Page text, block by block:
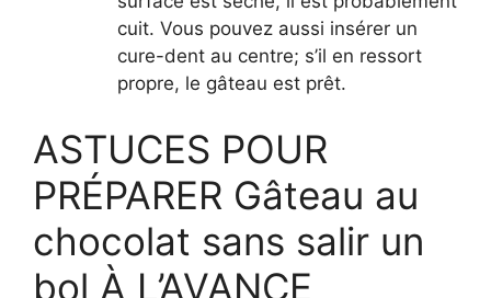
cuit. Vous pouvez aussi insérer un
cure-dent au centre; s’il en ressort
propre, le gâteau est prêt.
ASTUCES POUR
PRÉPARER Gâteau au
chocolat sans salir un
bol À L’AVANCE